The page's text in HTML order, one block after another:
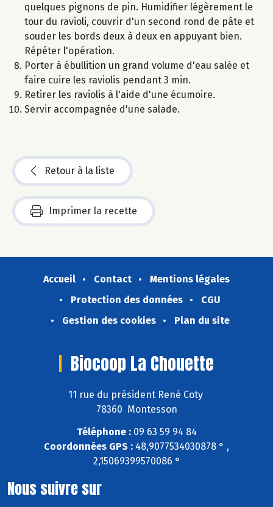
quelques pignons de pin. Humidifier légèrement le
tour du ravioli, couvrir d'un second rond de pâte et
souder les bords deux à deux en appuyant bien.
Répéter l'opération.
Porter à ébullition un grand volume d'eau salée et
faire cuire les raviolis pendant 3 min.
Retirer les raviolis à l'aide d'une écumoire.
Servir accompagnée d'une salade.
Retour à la liste
Imprimer la recette
Accueil Contact
Mentions légales
Protection des données
CGU
Gestion des cookies
Plan du site
Biocoop La Chouette
11 rue du président René Coty
78360 Montesson
Téléphone :09 63 59 94 84
Coordonnées GPS : 48,9077534030878 ° ,
2,15069399570086 °
Nous suivre sur